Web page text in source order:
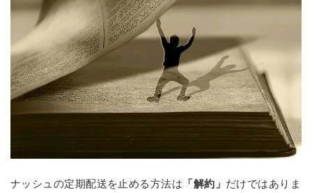
ナッシュの定期配送を止める方法は 「解約」 だけではありま